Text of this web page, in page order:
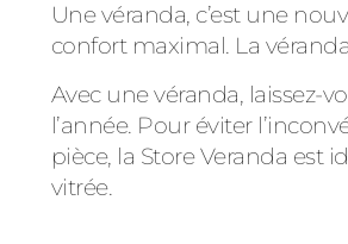
Une véranda, c’est une
confort maximal. La
Avec une véranda, laissez-
l’année. Pour éviter
pièce, la Store Veranda est
vitrée.